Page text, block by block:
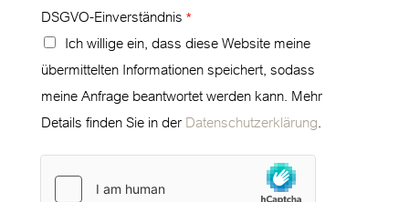
DSGVO-Einverständnis *
Ich willige ein, dass diese Website meine
übermittelten Informationen speichert, sodass
meine Anfrage beantwortet werden kann. Mehr
Details finden Sie in derDatenschutzerklärung.